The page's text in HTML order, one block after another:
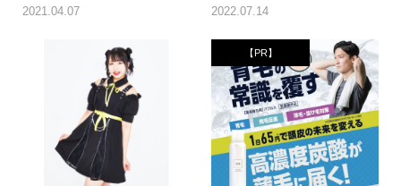
2021.04.07 2022.07.14
【PR】